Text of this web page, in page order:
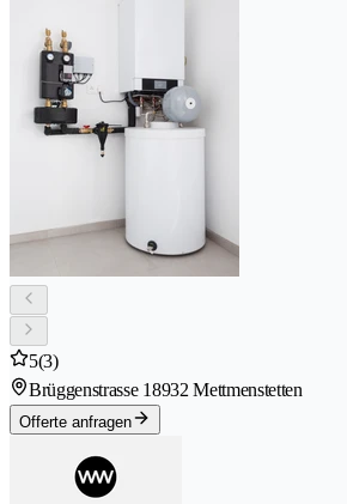
5(3)
Brüggenstrasse 18932 Mettmenstetten
Offerte anfragen